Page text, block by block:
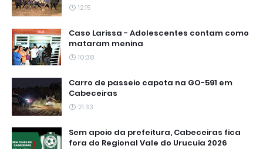
12:15
Caso Larissa - Adolescentes contam como
mataram menina
10:38
Carro de passeio capota na GO-591 em
Cabeceiras
21:33
Sem apoio da prefeitura, Cabeceiras fica
fora do Regional Vale do Urucuia 2026